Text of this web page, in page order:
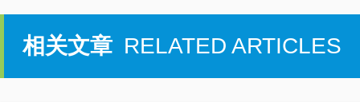
相关文章 RELATED ARTICLES